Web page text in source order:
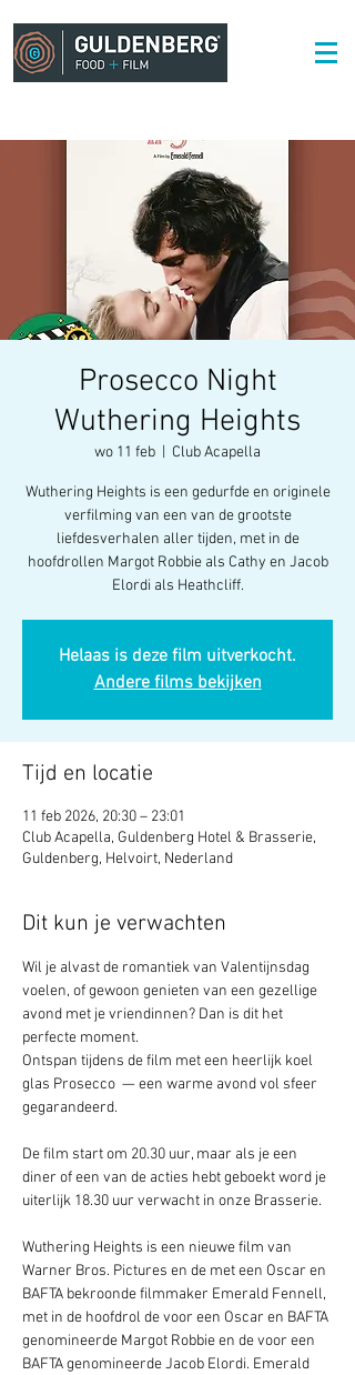
Prosecco Night
Wuthering Heights
wo 11 feb Club Acapella
Wuthering Heights is een gedurfde en originele
verfilming van een van de grootste
liefdesverhalen aller tijden, met in de
hoofdrollen Margot Robbie als Cathy en Jacob
Elordi als Heathcliff.
Helaas is deze film uitverkocht.
Andere films bekijken
Tijd en locatie
11 feb 2026, 20:30 – 23:01
Club Acapella, Guldenberg Hotel & Brasserie,
Guldenberg, Helvoirt, Nederland
Dit kun je verwachten
Wil je alvast de romantiek van Valentijnsdag
voelen, of gewoon genieten van een gezellige
avond met je vriendinnen? Dan is dit het
perfecte moment.
Ontspan tijdens de film met een heerlijk koel
glas Prosecco  — een warme avond vol sfeer
gegarandeerd.
De film start om 20.30 uur, maar als je een
diner of een van de acties hebt geboekt word je
uiterlijk 18.30 uur verwacht in onze Brasserie.
Wuthering Heights is een nieuwe film van
Warner Bros. Pictures en de met een Oscar en
BAFTA bekroonde filmmaker Emerald Fennell,
met in de hoofdrol de voor een Oscar en BAFTA
genomineerde Margot Robbie en de voor een
BAFTA genomineerde Jacob Elordi. Emerald